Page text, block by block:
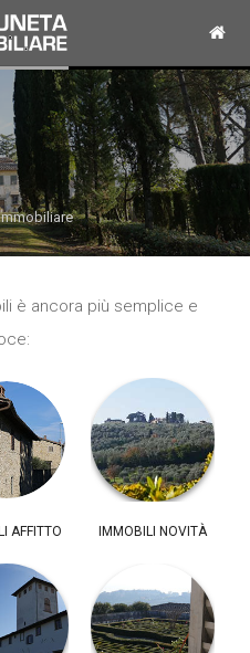
è ancora più semplice e
AFFITTO IMMOBILI NOVITÀ